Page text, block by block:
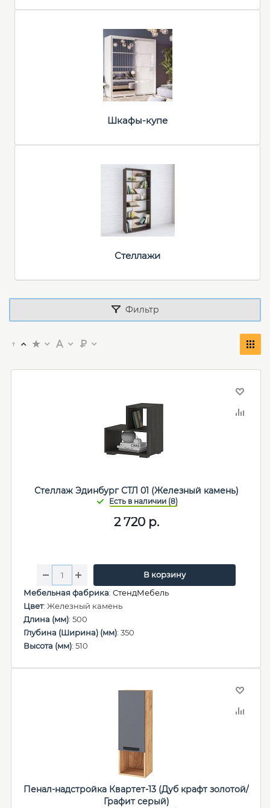
Шкафы-купе
Стеллажи
Фильтр
Стеллаж Эдинбург СТЛ 01 (Железный камень)
2 720р.
В корзину
Мебельная фабрика: СтендМебель
Цвет: Железный камень
Длина (мм): 500
Глубина (Ширина) (мм): 350
Высота (мм): 510
Пенал-надстройка Квартет-13 (Дуб крафт золотой/
Графит серый)